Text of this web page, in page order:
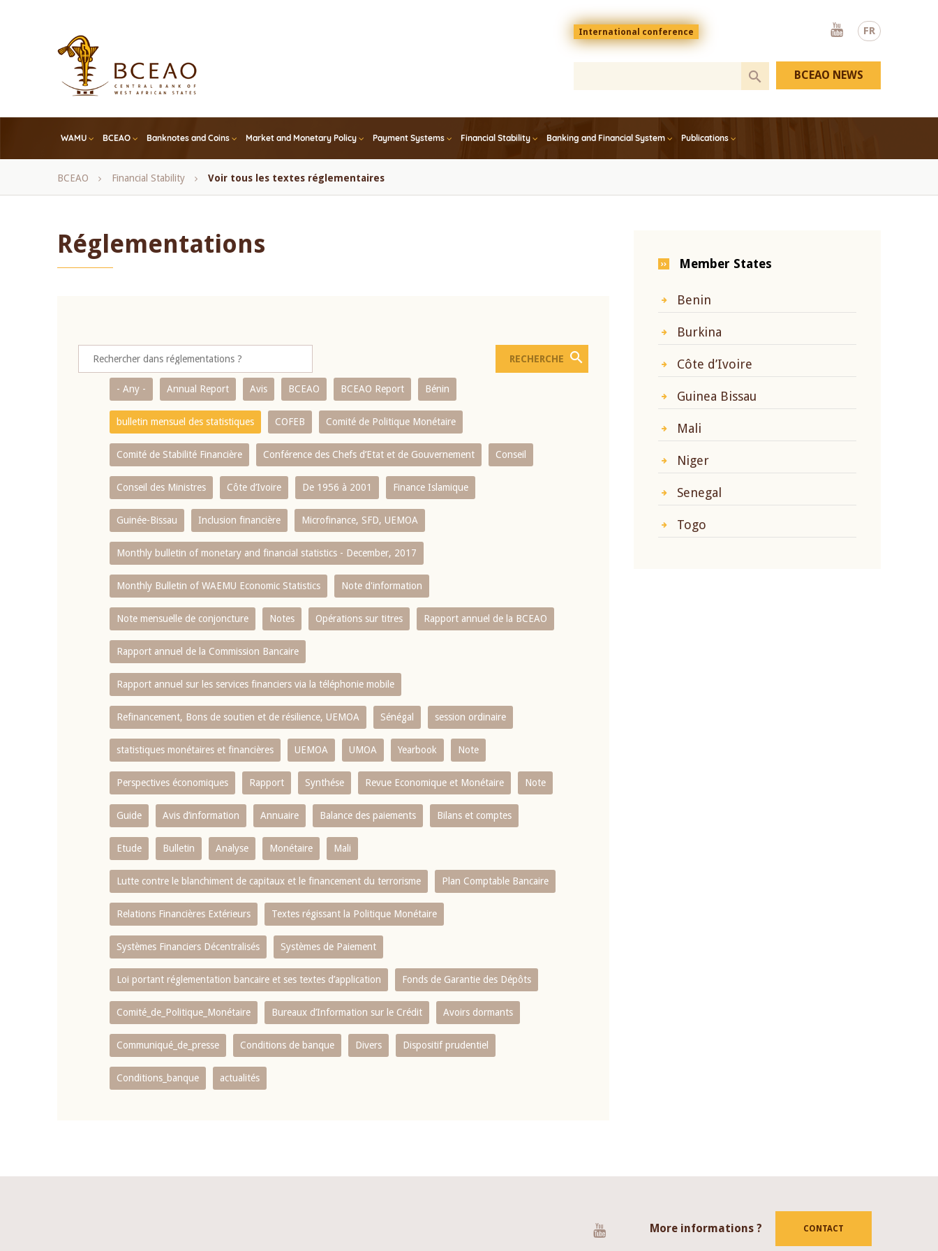
FR
Menu
top
En
International conference
Youtube
WAMU BCEAO Banknotes and Coins Market and Monetary Policy Payment Systems Financial Stability Banking and Financial System Publications
BCEAO NEWS
Breadcrumb
BCEAO Financial Stability Voir tous les textes réglementaires
Réglementations
- Any - Annual Report Avis BCEAO BCEAO Report Bénin
bulletin mensuel des statistiques COFEB Comité de Politique Monétaire
Comité de Stabilité Financière Conférence des Chefs d’Etat et de Gouvernement Conseil
Conseil des Ministres Côte d’Ivoire De 1956 à 2001 Finance Islamique
Guinée-Bissau Inclusion financière Microfinance, SFD, UEMOA
Monthly bulletin of monetary and financial statistics - December, 2017
Monthly Bulletin of WAEMU Economic Statistics Note d'information
Note mensuelle de conjoncture Notes Opérations sur titres Rapport annuel de la BCEAO
Rapport annuel de la Commission Bancaire
Rapport annuel sur les services financiers via la téléphonie mobile
Refinancement, Bons de soutien et de résilience, UEMOA Sénégal session ordinaire
statistiques monétaires et financières UEMOA UMOA Yearbook Note
Perspectives économiques Rapport Synthése Revue Economique et Monétaire Note
Guide Avis d’information Annuaire Balance des paiements Bilans et comptes
Etude Bulletin Analyse Monétaire Mali
Lutte contre le blanchiment de capitaux et le financement du terrorisme Plan Comptable Bancaire
Relations Financières Extérieurs Textes régissant la Politique Monétaire
Systèmes Financiers Décentralisés Systèmes de Paiement
Loi portant réglementation bancaire et ses textes d’application Fonds de Garantie des Dépôts
Comité_de_Politique_Monétaire Bureaux d’Information sur le Crédit Avoirs dormants
Communiqué_de_presse Conditions de banque Divers Dispositif prudentiel
Conditions_banque actualités
Member States
Benin
Burkina
Côte d’Ivoire
Guinea Bissau
Mali
Niger
Senegal
Togo
More informations ? CONTACT